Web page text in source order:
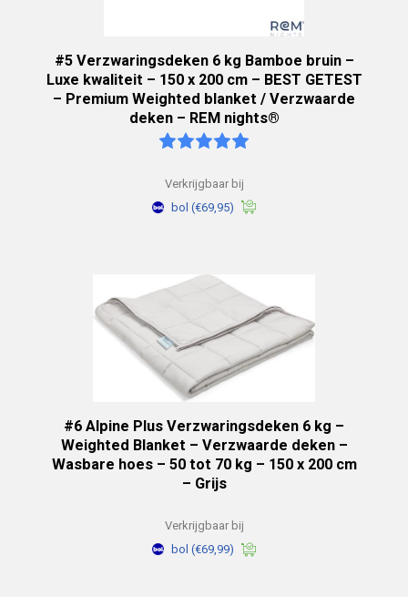
#5 Verzwaringsdeken 6 kg Bamboe bruin –
Luxe kwaliteit – 150 x 200 cm – BEST GETEST
– Premium Weighted blanket / Verzwaarde
deken – REM nights®
Verkrijgbaar bij
bol (€69,95)
#6 Alpine Plus Verzwaringsdeken 6 kg –
Weighted Blanket – Verzwaarde deken –
Wasbare hoes – 50 tot 70 kg – 150 x 200 cm
– Grijs
Verkrijgbaar bij
bol (€69,99)